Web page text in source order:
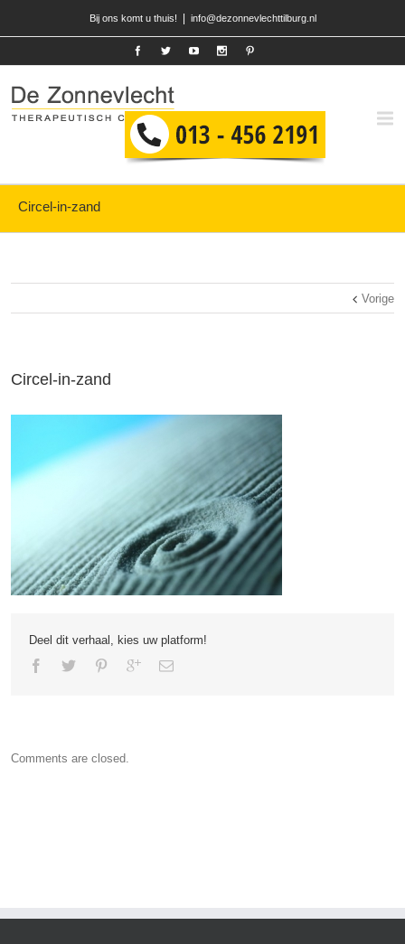
Bij ons komt u thuis! info@dezonnevlechttilburg.nl
Circel-in-zand
Vorige
Circel-in-zand
Deel dit verhaal, kies uw platform!
Comments are closed.